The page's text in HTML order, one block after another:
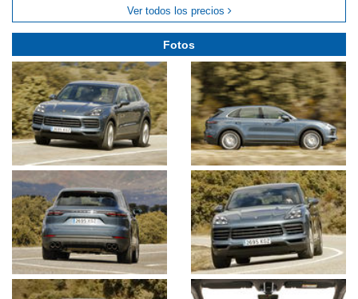
Ver todos los precios
Fotos